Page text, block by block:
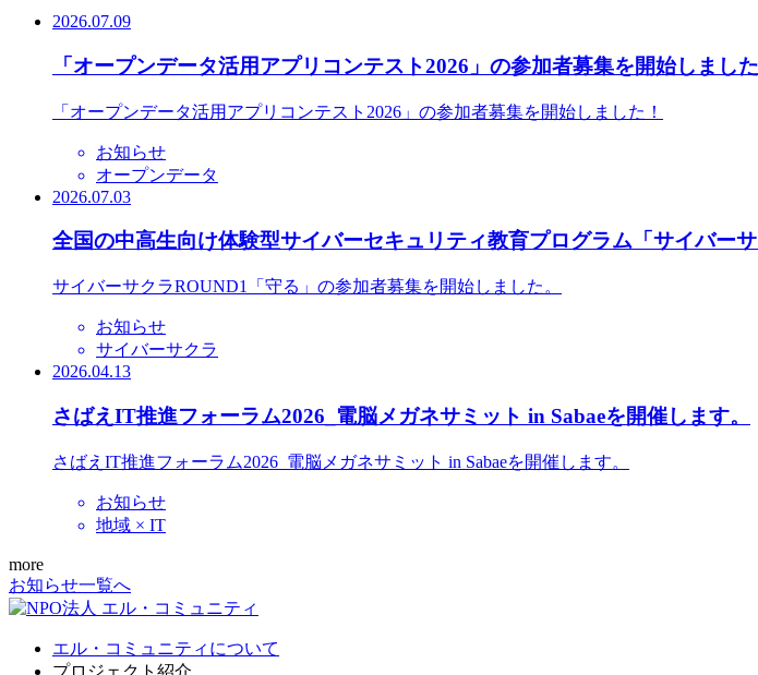
2026.07.09
「オープンデータ活用アプリコンテスト2026」の参加者募集を開始しました
「オープンデータ活用アプリコンテスト2026」の参加者募集を開始しました！
お知らせ
オープンデータ
2026.07.03
全国の中高生向け体験型サイバーセキュリティ教育プログラム「サイバー
サイバーサクラROUND1「守る」の参加者募集を開始しました。
お知らせ
サイバーサクラ
2026.04.13
さばえIT推進フォーラム2026_電脳メガネサミット in Sabaeを開催します。
さばえIT推進フォーラム2026_電脳メガネサミット in Sabaeを開催します。
お知らせ
地域 × IT
more
お知らせ一覧へ
エル・コミュニティについて
プロジェクト紹介